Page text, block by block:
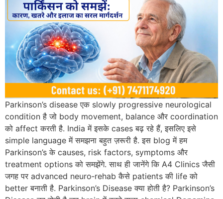
Parkinson’s disease एक slowly progressive neurological
condition है जो body movement, balance और coordination
को affect करती है. India में इसके cases बढ़ रहे हैं, इसलिए इसे
simple language में समझना बहुत ज़रूरी है. इस blog में हम
Parkinson’s के causes, risk factors, symptoms और
treatment options को समझेंगे. साथ ही जानेंगे कि A4 Clinics जैसी
जगह पर advanced neuro‑rehab कैसे patients की life को
better बनाती है. Parkinson’s Disease क्या होती है? Parkinson’s